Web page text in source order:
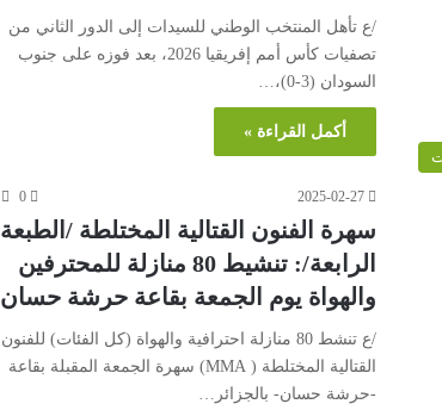
/ع تأهل المنتخب الوطني للسيدات إلى الدور الثاني من
تصفيات كأس أمم إفريقيا 2026، بعد فوزه على جنوب
السودان (3-0)،…
أكمل القراءة »
2025-02-27
0
سهرة الفنون القتالية المختلطة /الطبعة
الرابعة/: تنشيط 80 منازلة للمحترفين
والهواة يوم الجمعة بقاعة حرشة حسان
/ع تنشط 80 منازلة احترافية والهواة (كل الفئات) للفنون
القتالية المختلطة ( MMA) سهرة الجمعة المقبلة بقاعة
-حرشة حسان- بالجزائر…